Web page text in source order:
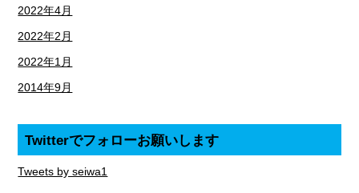
2022年4月
2022年2月
2022年1月
2014年9月
Twitterでフォローお願いします
Tweets by seiwa1